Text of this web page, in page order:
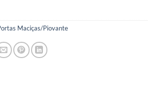
Maciças/Piovante